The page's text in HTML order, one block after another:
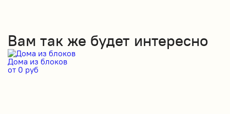
Вам так же будет интересно
Дома из блоков
от 0 руб